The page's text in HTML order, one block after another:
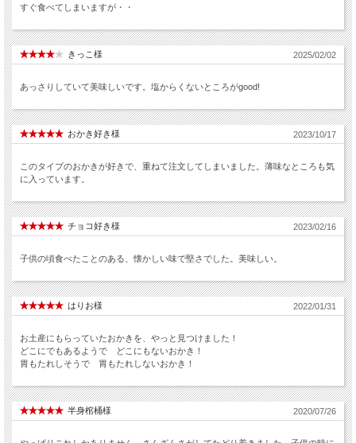
すぐ食べてしまいますが・・
きっこ様 2025/02/02
あっさりしていて美味しいです。塩からくないところがgood!
おかき好き様 2023/10/17
このタイプのおかきが好きで、重ねて注文してしまいました。薄味なところも気
に入っています。
チョコ好き様 2023/02/16
子供の頃食べたことのある、懐かしい味で堅さでした。美味しい。
はりお様 2022/01/31
お土産にもらっていたおかきを、やっと見つけました！
どこにでもあるようで どこにもないおかき！
胃もたれしそうで 胃もたれしないおかき！
半身棺桶様 2020/07/26